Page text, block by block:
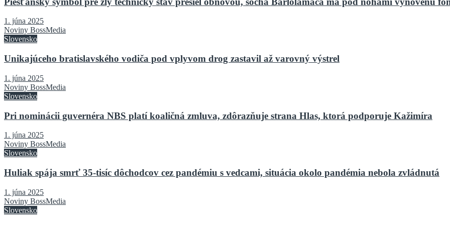
1. júna 2025
Noviny BossMedia
Slovensko
Unikajúceho bratislavského vodiča pod vplyvom drog zastavil až varovný výstrel
1. júna 2025
Noviny BossMedia
Slovensko
Pri nominácii guvernéra NBS platí koaličná zmluva, zdôrazňuje strana Hlas, ktorá podporuje Kažimíra
1. júna 2025
Noviny BossMedia
Slovensko
Huliak spája smrť 35-tisíc dôchodcov cez pandémiu s vedcami, situácia okolo pandémia nebola zvládnutá
1. júna 2025
Noviny BossMedia
Slovensko